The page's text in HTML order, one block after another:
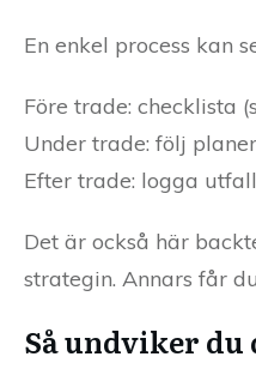
En enkel process kan
Före trade: checklista
Under trade: följ
Efter trade: logga
Det är också här
strategin. Annars får
Så undviker